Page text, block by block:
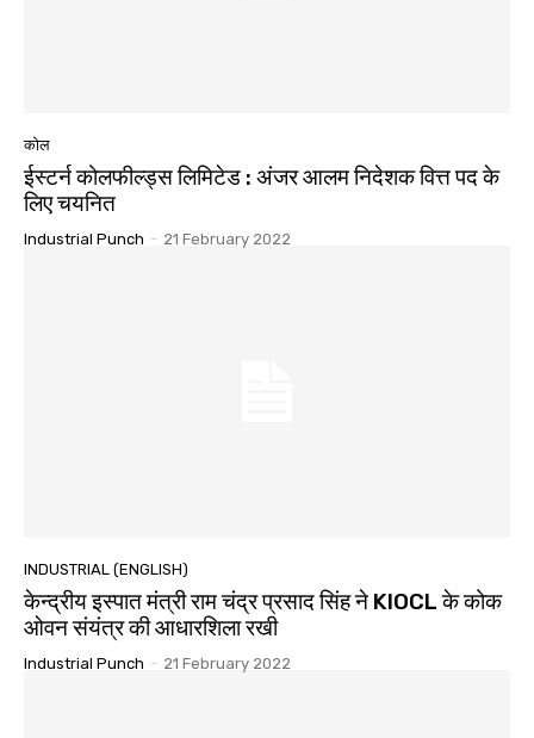
कोल
ईस्टर्न कोलफील्ड्स लिमिटेड : अंजर आलम निदेशक वित्त पद के
लिए चयनित
Industrial Punch - 21 February 2022
INDUSTRIAL (ENGLISH)
केन्द्रीय इस्पात मंत्री राम चंद्र प्रसाद सिंह ने KIOCL के कोक
ओवन संयंत्र की आधारशिला रखी
Industrial Punch - 21 February 2022